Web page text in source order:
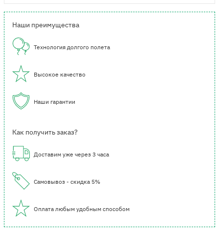
Наши преимущества
Технология долгого полета
Высокое качество
Наши гарантии
Как получить заказ?
Доставим уже через 3 часа
Самовывоз - скидка 5%
Оплата любым удобным способом